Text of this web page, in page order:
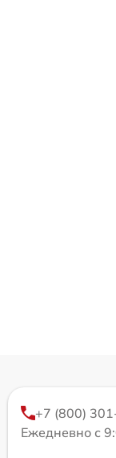
+7 (800)
Ежедневно с